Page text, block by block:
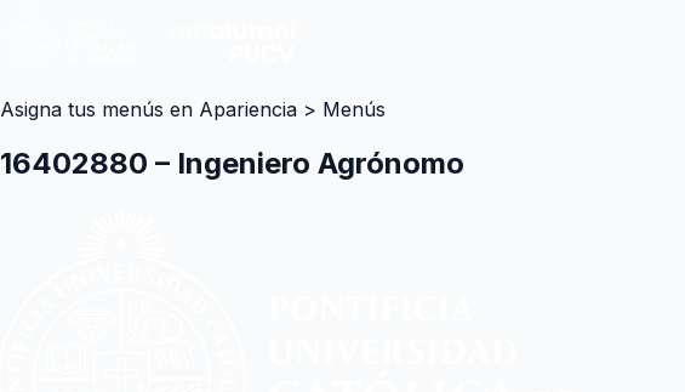
Asigna tus menús en Apariencia > Menús
16402880 – Ingeniero Agrónomo